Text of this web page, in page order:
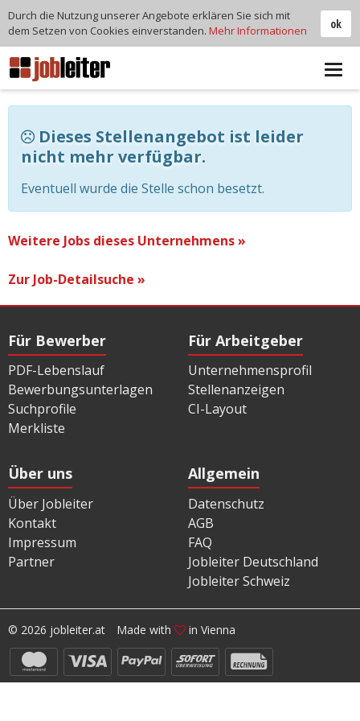
Dieses Stellenangebot ist leider
nicht mehr verfügbar.
Eventuell wurde die Stelle schon besetzt.
Weitere Jobs dieses Unternehmens »
Zur Job-Detailsuche »
Für Bewerber
PDF-Lebenslauf
Bewerbungsunterlagen
Suchprofile
Merkliste
Für Arbeitgeber
Unternehmensprofil
Stellenanzeigen
CI-Layout
Über uns
Über Jobleiter
Kontakt
Impressum
Partner
Allgemein
Datenschutz
AGB
FAQ
Jobleiter Deutschland
Jobleiter Schweiz
© 2026 jobleiter.at Made with in Vienna
ok
Durch die Nutzung unserer Angebote erklären Sie sich mit
dem Setzen von Cookies einverstanden. Mehr Informationen